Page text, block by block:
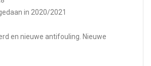
in 2020/2021
en nieuwe antifouling. Nieuwe